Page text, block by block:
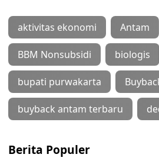
aktivitas ekonomi Antam
BBM Nonsubsidi biologis
bupati purwakarta
buyback antam terbaru
Berita Populer